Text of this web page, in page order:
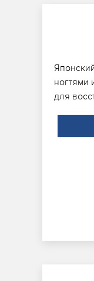
ногтями
для